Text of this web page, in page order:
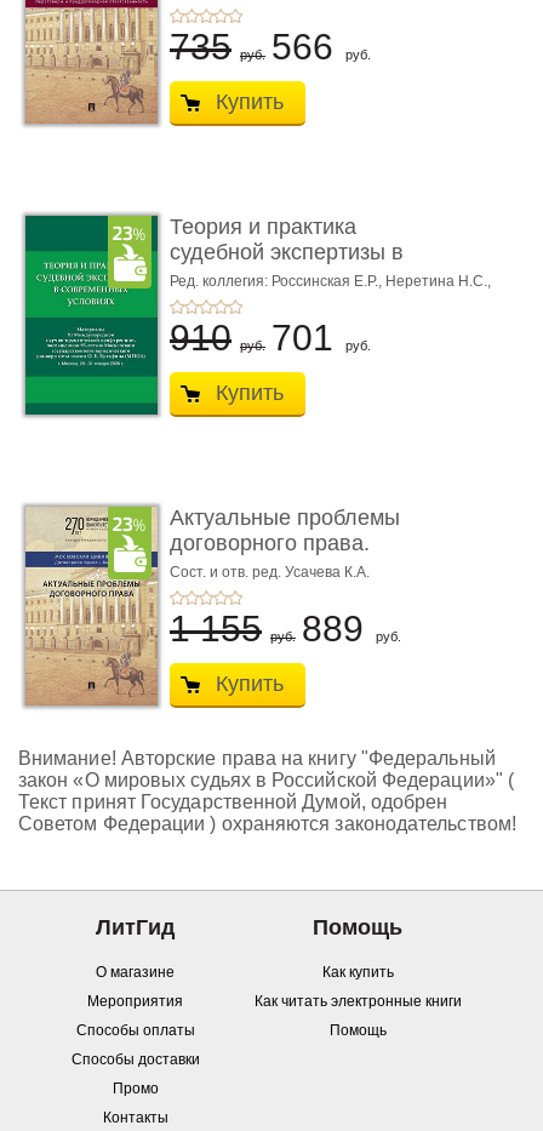
735 руб. 566 руб.
Купить
Теория и практика
судебной экспертизы в
совре� ...
Ред. коллегия: Россинская Е.Р., Неретина Н.С.,
Чернявская М.С.
910 руб. 701 руб.
Купить
Актуальные проблемы
договорного права.
Выпуск ...
Сост. и отв. ред. Усачева К.А.
1 155 руб. 889 руб.
Купить
Внимание! Авторские права на книгу "Федеральный
закон «О мировых судьях в Российской Федерации»" (
Текст принят Государственной Думой, одобрен
Советом Федерации ) охраняются законодательством!
ЛитГид
О магазине
Мероприятия
Способы оплаты
Способы доставки
Промо
Контакты
Помощь
Как купить
Как читать электронные книги
Помощь